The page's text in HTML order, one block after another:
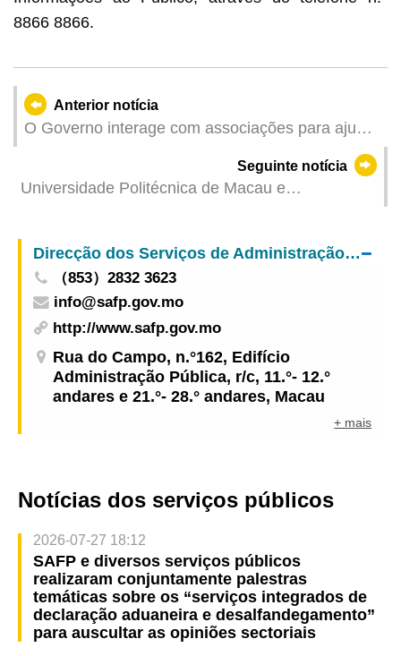
8866 8866.
Anterior notícia
O Governo interage com associações para ajudar
os residentes dos bairros comunitários a obterem
informações sobre o Plano de Comparticipação
Pecuniária
Seguinte notícia
Universidade Politécnica de Macau e
cooperação sobre o desenvolvimento do Campus
Global Conjunto na Zona de Cooperação
Aprofundada entre Guangdong e Macau em
Hengqin
Direcção dos Serviços de Administração e Função Pública
（853）2832 3623
info@safp.gov.mo
http://www.safp.gov.mo
Rua do Campo, n.°162, Edifício
Administração Pública, r/c, 11.°- 12.°
andares e 21.°- 28.° andares, Macau
+ mais
Notícias dos serviços públicos
2026-07-27 18:12
SAFP e diversos serviços públicos
realizaram conjuntamente palestras
temáticas sobre os “serviços integrados de
declaração aduaneira e desalfandegamento”
para auscultar as opiniões sectoriais